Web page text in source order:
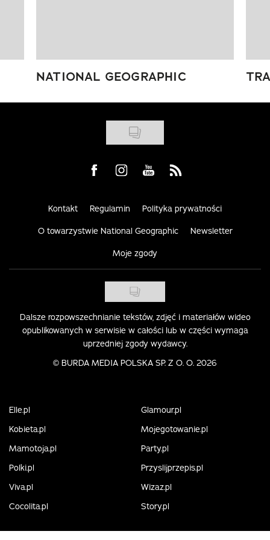
NATIONAL GEOGRAPHIC
Visit us on Facebook
Visit us on Instagram
Visit us on Youtube
Visit us on Rss
Kontakt Regulamin Polityka prywatności
O towarzystwie National Geographic Newsletter
Moje zgody
Dalsze rozpowszechnianie tekstów, zdjęć i materiałów wideo
opublikowanych w serwisie w całości lub w części wymaga
uprzedniej zgody wydawcy.
© BURDA MEDIA POLSKA SP. Z O. O. 2026
Elle.pl
Glamour.pl
Kobieta.pl
Mojegotowanie.pl
Mamotoja.pl
Party.pl
Polki.pl
Przyslijprzepis.pl
Viva.pl
Wizaz.pl
Cocolita.pl
Story.pl